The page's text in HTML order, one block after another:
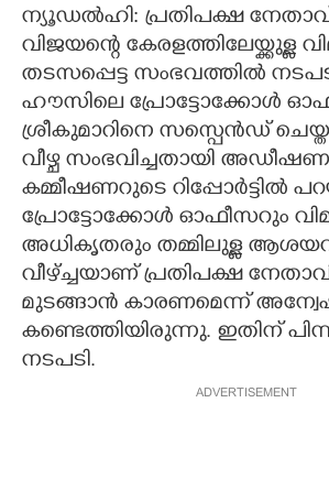
ന്യൂഡൽഹി: പ്രതിപക്ഷ
വിജയന്റെ കേരളത്തിലേയ്ക്കുള്ല
തടസപ്പെട്ട സംഭവത്തിൽ
ഹൗസിലെ പ്രോട്ടോക്കോൾ
ശ്രീകുമാറിനെ സസ്പെൻഡ്
വീഴ്ച സംഭവിച്ചതായി
കമ്മീഷണറുടെ റിപ്പോര്‍ട്ടില്‍
പ്രോട്ടോക്കോൾ ഓഫീസറും
അധികൃതരും തമ്മിലുള്ള
വീഴ്ച്ചയാണ് പ്രതിപക്ഷ
മുടങ്ങാൻ കാരണമെന്ന്
കണ്ടെത്തിയിരുന്നു. ഇതിന്
നടപടി.
ADVERTISEMENT